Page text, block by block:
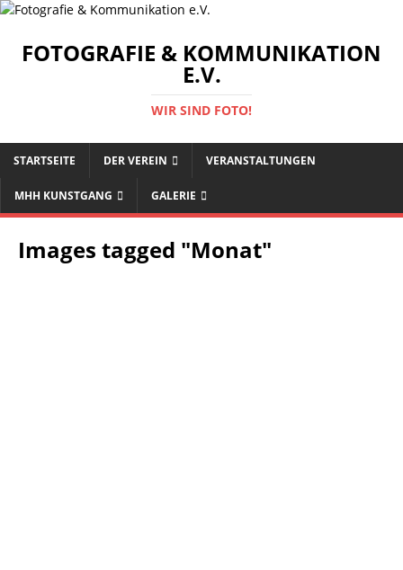
FOTOGRAFIE & KOMMUNIKATION
E.V.
WIR SIND FOTO!
STARTSEITE DER VEREIN VERANSTALTUNGEN
MHH KUNSTGANG GALERIE
Images tagged "Monat"